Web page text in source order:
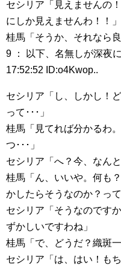
セシリア「見えませんの
にしか見えませんわ！！
桂馬「そうか、それなら良
9 ： 以下、名無しが深夜
17:52:52 ID:o4Kwop..
セシリア「し、しかし！
って･･･」
桂馬「見てれば分かるわ
つ･･･」
セシリア「へ？今、なんと
桂馬「ん、いいや。何も
かしたらそうなのか？って
セシリア「そうなのです
ずかしいですわね」
桂馬「で、どうだ？織斑
セシリア「は、はい！も